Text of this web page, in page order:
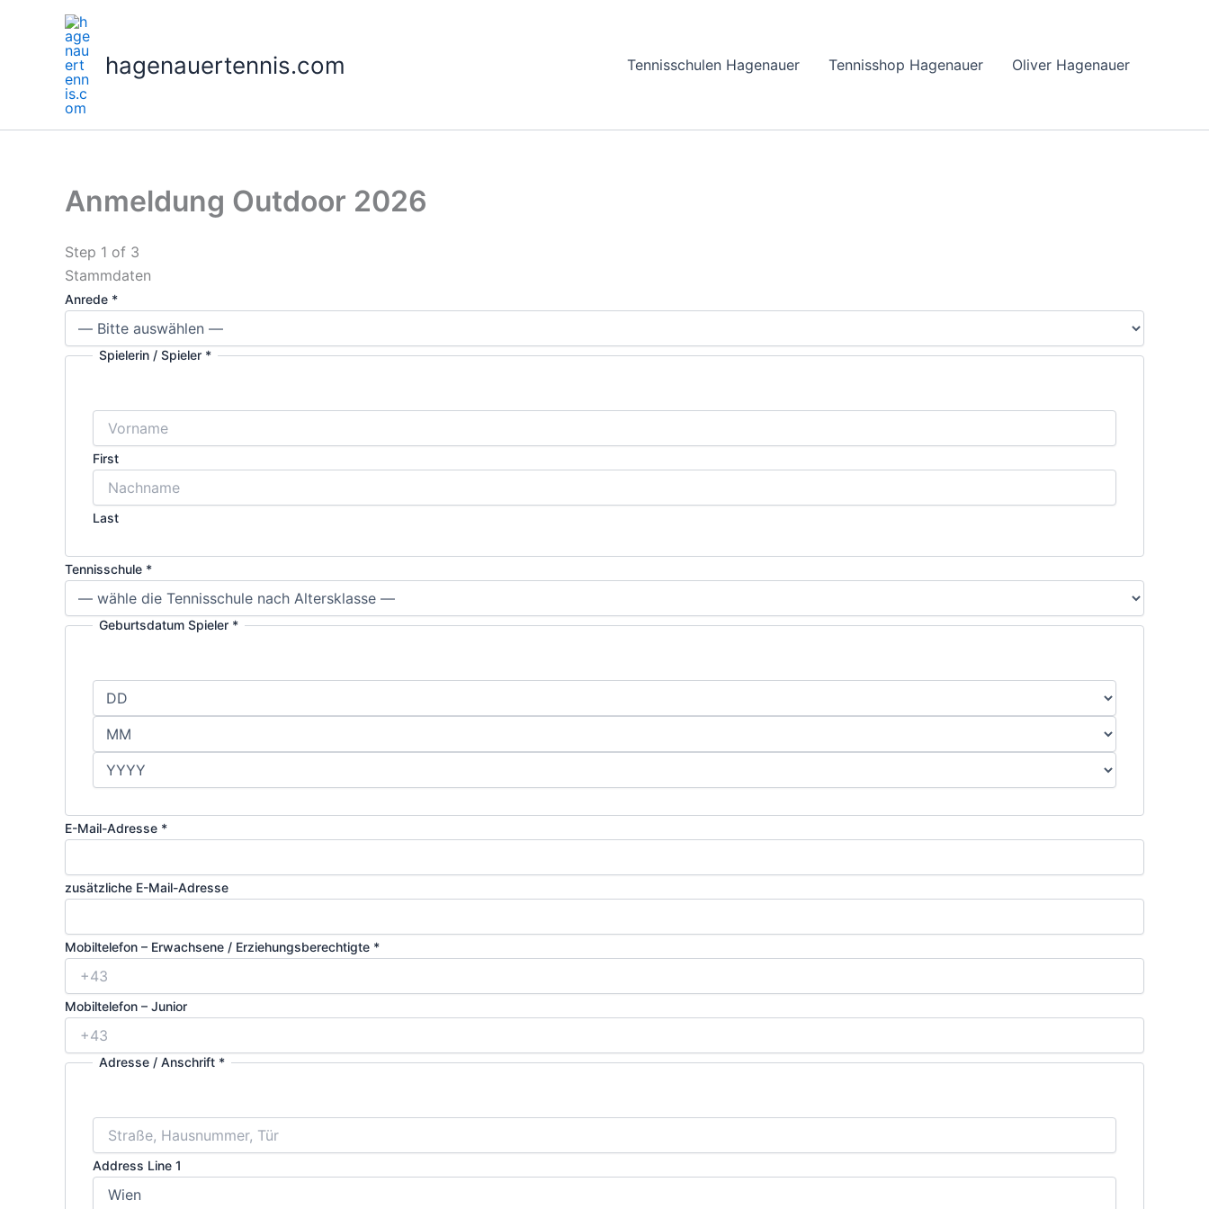
hagenauertennis.com Tennisschulen Hagenauer Tennisshop Hagenauer Oliver Hagenauer
Anmeldung Outdoor 2026
Step 1 of 3
Stammdaten
Anrede *
Spielerin / Spieler *
First
Last
Tennisschule *
Geburtsdatum Spieler *
E-Mail-Adresse *
zusätzliche E-Mail-Adresse
Mobiltelefon – Erwachsene / Erziehungsberechtigte *
Mobiltelefon – Junior
Adresse / Anschrift *
Address Line 1